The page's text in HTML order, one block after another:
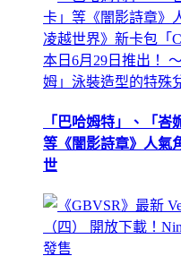
「巴哈姆特」、「峇
等《闇影詩章》人氣
世